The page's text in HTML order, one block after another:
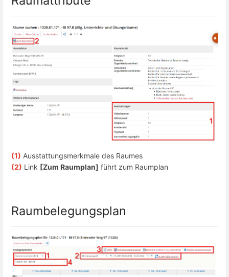
(1) Ausstattungsmerkmale des Raumes
(2) Link [Zum Raumplan] führt zum Raumplan
Raumbelegungsplan